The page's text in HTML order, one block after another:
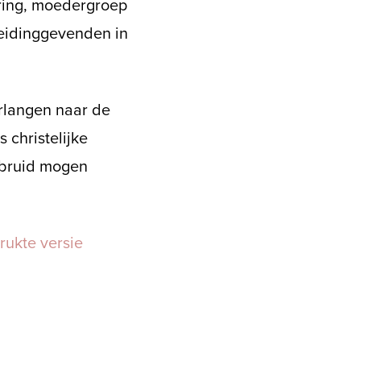
moedergroep
in
naar de
christelijke
mogen
versie